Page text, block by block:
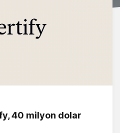
40 milyon dolar